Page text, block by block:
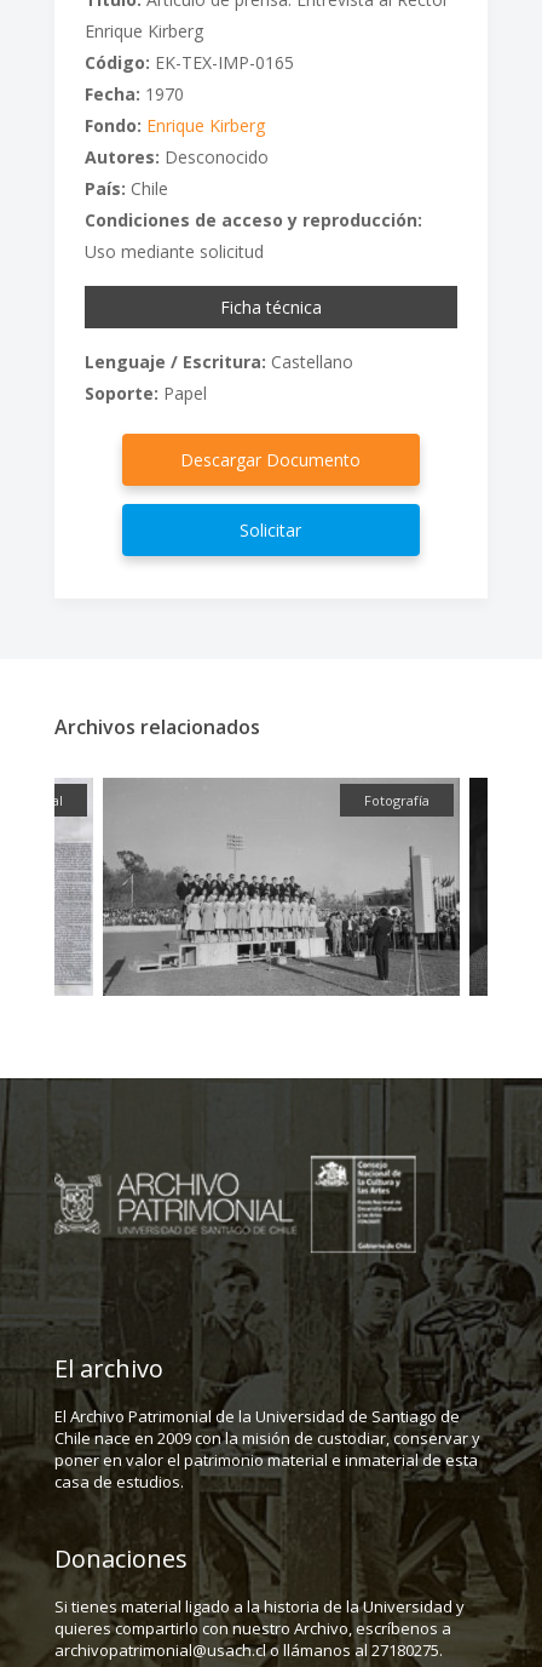
Enrique Kirberg
Código: EK-TEX-IMP-0165
Fecha: 1970
Fondo: Enrique Kirberg
Autores: Desconocido
País: Chile
Condiciones de acceso y reproducción:
Uso mediante solicitud
Ficha técnica
Lenguaje / Escritura: Castellano
Soporte: Papel
Descargar Documento
Solicitar
Archivos relacionados
Fotografía
El archivo
El Archivo Patrimonial de la Universidad de Santiago de
Chile nace en 2009 con la misión de custodiar, conservar y
poner en valor el patrimonio material e inmaterial de esta
casa de estudios.
Donaciones
Si tienes material ligado a la historia de la Universidad y
quieres compartirlo con nuestro Archivo, escríbenos a
archivopatrimonial@usach.cl o llámanos al 27180275.